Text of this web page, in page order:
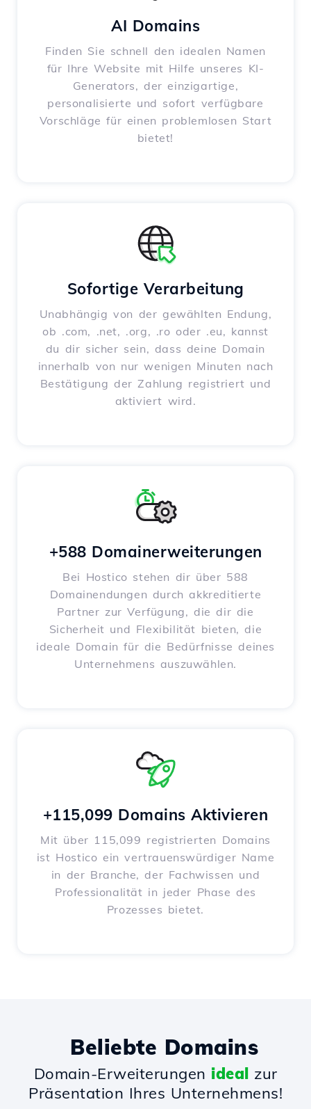
AI Domains
Finden Sie schnell den idealen Namen
für Ihre Website mit Hilfe unseres KI-
Generators, der einzigartige,
personalisierte und sofort verfügbare
Vorschläge für einen problemlosen Start
bietet!
Sofortige Verarbeitung
Unabhängig von der gewählten Endung,
ob .com, .net, .org, .ro oder .eu, kannst
du dir sicher sein, dass deine Domain
innerhalb von nur wenigen Minuten nach
Bestätigung der Zahlung registriert und
aktiviert wird.
+588 Domainerweiterungen
Bei Hostico stehen dir über 588
Domainendungen durch akkreditierte
Partner zur Verfügung, die dir die
Sicherheit und Flexibilität bieten, die
ideale Domain für die Bedürfnisse deines
Unternehmens auszuwählen.
+115,099 Domains Aktivieren
Mit über 115,099 registrierten Domains
ist Hostico ein vertrauenswürdiger Name
in der Branche, der Fachwissen und
Professionalität in jeder Phase des
Prozesses bietet.
Beliebte Domains
Domain-Erweiterungen ideal zur
Präsentation Ihres Unternehmens!